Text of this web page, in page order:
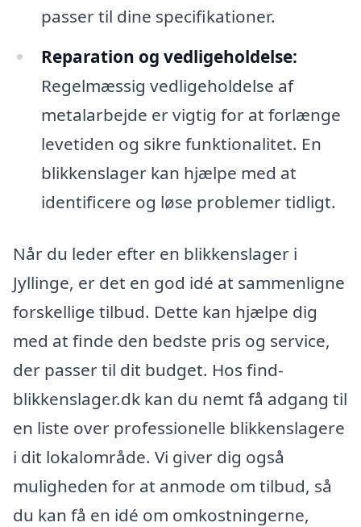
passer til dine specifikationer.
Reparation og vedligeholdelse:
Regelmæssig vedligeholdelse af
metalarbejde er vigtig for at forlænge
levetiden og sikre funktionalitet. En
blikkenslager kan hjælpe med at
identificere og løse problemer tidligt.
Når du leder efter en blikkenslager i
Jyllinge, er det en god idé at sammenligne
forskellige tilbud. Dette kan hjælpe dig
med at finde den bedste pris og service,
der passer til dit budget. Hos find-
blikkenslager.dk kan du nemt få adgang til
en liste over professionelle blikkenslagere
i dit lokalområde. Vi giver dig også
muligheden for at anmode om tilbud, så
du kan få en idé om omkostningerne,